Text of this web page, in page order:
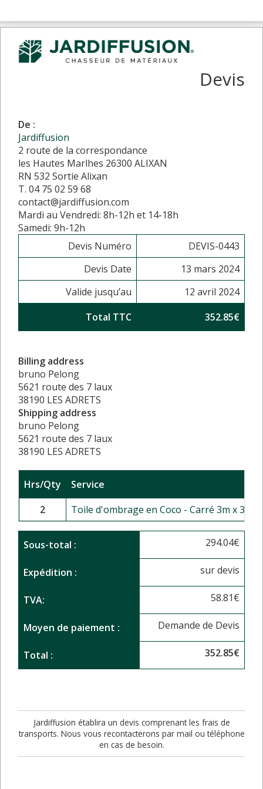
Devis
De :
Jardiffusion
2 route de la correspondance
les Hautes Marlhes 26300 ALIXAN
RN 532 Sortie Alixan
T. 04 75 02 59 68
contact@jardiffusion.com
Mardi au Vendredi: 8h-12h et 14-18h
Samedi: 9h-12h
Devis Numéro
DEVIS-0443
Devis Date
13 mars 2024
Valide jusqu’au
12 avril 2024
Total TTC
352.85€
Billing address
bruno Pelong
5621 route des 7 laux
38190 LES ADRETS
Shipping address
bruno Pelong
5621 route des 7 laux
38190 LES ADRETS
Hrs/Qty
Service
2
Toile d'ombrage en Coco - Carré 3m x 3m
Sous-total : 294.04€
Expédition : sur devis
TVA: 58.81€
Moyen de paiement : Demande de Devis
Total : 352.85€
Jardiffusion établira un devis comprenant les frais de
transports. Nous vous recontacterons par mail ou téléphone
en cas de besoin.